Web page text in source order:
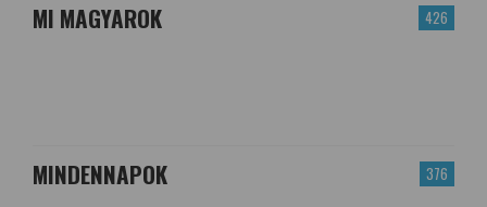
426
MI MAGYAROK
376
MINDENNAPOK